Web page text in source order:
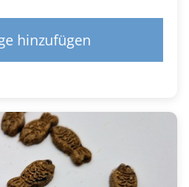
hinzufügen